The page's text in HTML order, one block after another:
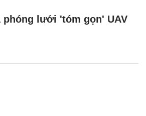
phóng lưới 'tóm gọn' UAV